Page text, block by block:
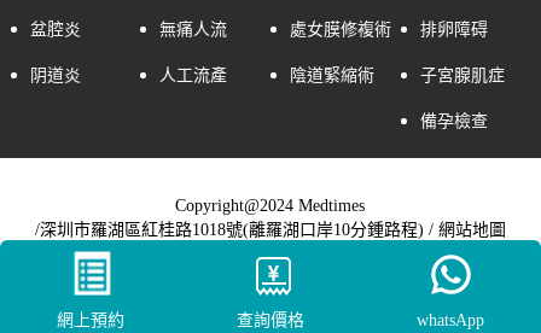
網上預約 查詢價格 whatsApp
盆腔炎
阴道炎
無痛人流
人工流產
處女膜修複術
陰道緊縮術
排卵障碍
子宮腺肌症
備孕檢查
Copyright@2024 Medtimes
/深圳市羅湖區紅桂路1018號(離羅湖口岸10分鍾路程) / 網站地圖